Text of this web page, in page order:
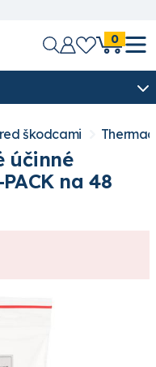
0
škodcami
účinné
na 48